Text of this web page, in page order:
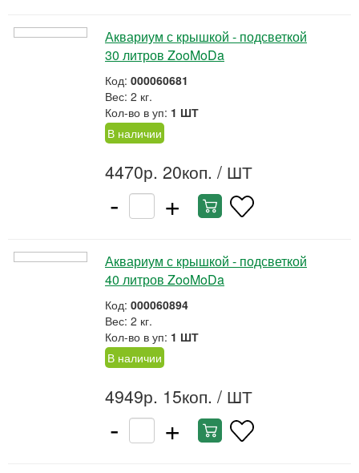
Аквариум с крышкой - подсветкой
30 литров ZooMoDa
Код: 000060681
Вес: 2 кг.
Кол-во в уп: 1 ШТ
В наличии
4470р. 20коп. / ШТ
- +
Аквариум с крышкой - подсветкой
40 литров ZooMoDa
Код: 000060894
Вес: 2 кг.
Кол-во в уп: 1 ШТ
В наличии
4949р. 15коп. / ШТ
- +